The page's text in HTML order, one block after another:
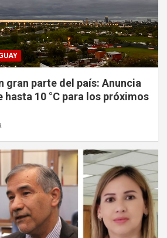
gran parte del país: Anuncia
10 °C para los próximos